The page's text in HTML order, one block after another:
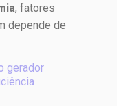
, fatores
depende de
gerador